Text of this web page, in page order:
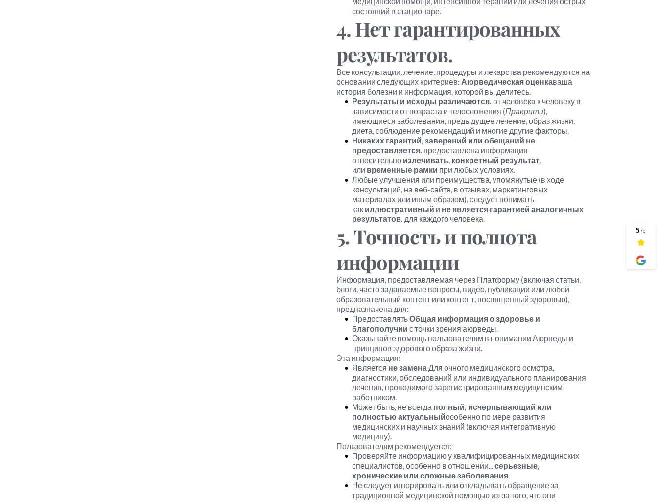
состояний в стационаре.
4. Нет гарантированных
результатов.
Все консультации, лечение, процедуры и лекарства рекомендуются на
основании следующих критериев: Аюрведическая оценкаваша
история болезни и информация, которой вы делитесь.
Результаты и исходы различаются. от человека к человеку в
зависимости от возраста и телосложения (Пракрити),
имеющиеся заболевания, предыдущее лечение, образ жизни,
диета, соблюдение рекомендаций и многие другие факторы.
Никаких гарантий, заверений или обещаний не
предоставляется. предоставлена информация
относительно излечивать, конкретный результат,
или временные рамки при любых условиях.
Любые улучшения или преимущества, упомянутые (в ходе
консультаций, на веб-сайте, в отзывах, маркетинговых
материалах или иным образом), следует понимать
как иллюстративный и не является гарантией аналогичных
результатов. для каждого человека.
5. Точность и полнота
информации
Информация, предоставляемая через Платформу (включая статьи,
блоги, часто задаваемые вопросы, видео, публикации или любой
образовательный контент или контент, посвященный здоровью),
предназначена для:
Предоставлять Общая информация о здоровье и
благополучии с точки зрения аюрведы.
Оказывайте помощь пользователям в понимании Аюрведы и
принципов здорового образа жизни.
Эта информация:
Является не замена Для очного медицинского осмотра,
диагностики, обследований или индивидуального планирования
лечения, проводимого зарегистрированным медицинским
работником.
Может быть, не всегда полный, исчерпывающий или
полностью актуальныйособенно по мере развития
медицинских и научных знаний (включая интегративную
медицину).
Пользователям рекомендуется:
Проверяйте информацию у квалифицированных медицинских
специалистов, особенно в отношении... серьезные,
хронические или сложные заболевания.
Не следует игнорировать или откладывать обращение за
традиционной медицинской помощью из-за того, что они